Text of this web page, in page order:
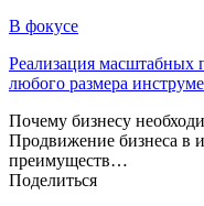
В фокусе
Реализация масштабных
любого размера
Почему бизнесу
Продвижение бизнеса в
преимуществ…
Поделиться